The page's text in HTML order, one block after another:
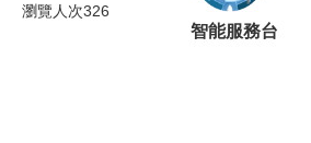
瀏覽人次326
智能服務台